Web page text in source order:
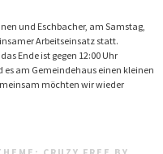
und Eschbacher, am Samstag,
Arbeitseinsatz statt.
Ende ist gegen 12:00 Uhr
es am Gemeindehaus einen kleinen
möchten wir wieder